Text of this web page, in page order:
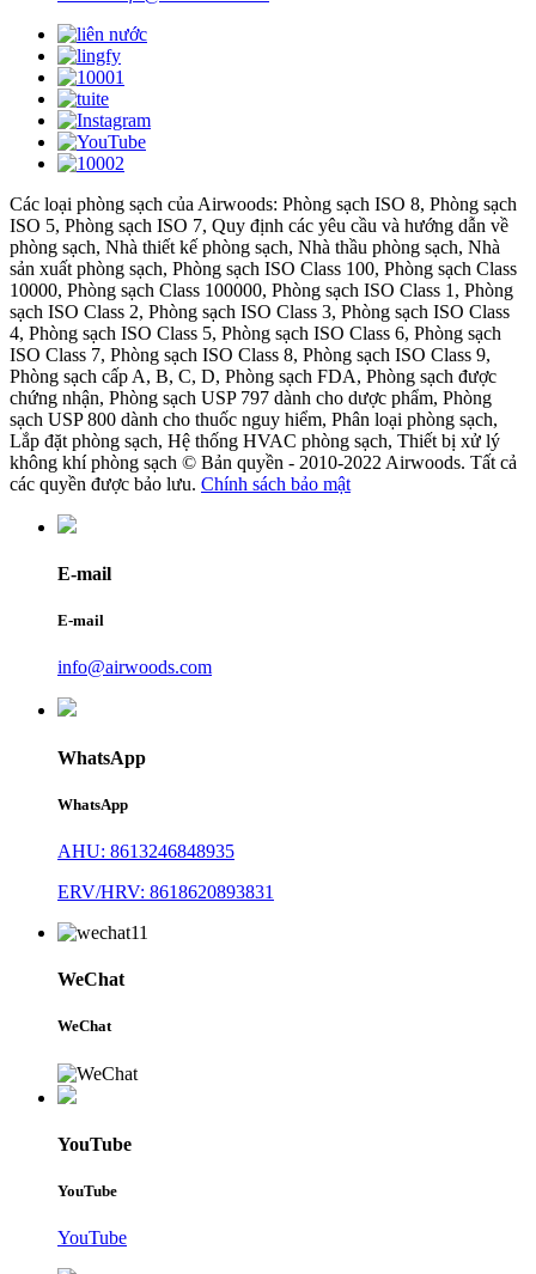
Các loại phòng sạch của Airwoods: Phòng sạch ISO 8, Phòng sạch
ISO 5, Phòng sạch ISO 7, Quy định các yêu cầu và hướng dẫn về
phòng sạch, Nhà thiết kế phòng sạch, Nhà thầu phòng sạch, Nhà
sản xuất phòng sạch, Phòng sạch ISO Class 100, Phòng sạch Class
10000, Phòng sạch Class 100000, Phòng sạch ISO Class 1, Phòng
sạch ISO Class 2, Phòng sạch ISO Class 3, Phòng sạch ISO Class
4, Phòng sạch ISO Class 5, Phòng sạch ISO Class 6, Phòng sạch
ISO Class 7, Phòng sạch ISO Class 8, Phòng sạch ISO Class 9,
Phòng sạch cấp A, B, C, D, Phòng sạch FDA, Phòng sạch được
chứng nhận, Phòng sạch USP 797 dành cho dược phẩm, Phòng
sạch USP 800 dành cho thuốc nguy hiểm, Phân loại phòng sạch,
Lắp đặt phòng sạch, Hệ thống HVAC phòng sạch, Thiết bị xử lý
không khí phòng sạch © Bản quyền - 2010-2022 Airwoods. Tất cả
các quyền được bảo lưu. Chính sách bảo mật
E-mail
E-mail
info@airwoods.com
WhatsApp
WhatsApp
AHU: 8613246848935
ERV/HRV: 8618620893831
WeChat
WeChat
YouTube
YouTube
YouTube